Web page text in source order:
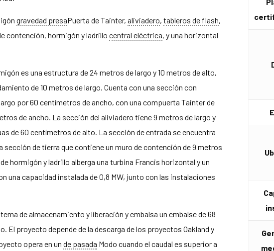
gravedad presaPuerta de Tainter, aliviadero, tableros de flash,
contención, hormigón y ladrillo central eléctrica, y una horizontal
es una estructura de 24 metros de largo y 10 metros de alto,
de 10 metros de largo. Cuenta con una sección con
por 60 centímetros de ancho, con una compuerta Tainter de
de ancho. La sección del aliviadero tiene 9 metros de largo y
de 60 centímetros de alto. La sección de entrada se encuentra
sección de tierra que contiene un muro de contención de 9 metros
hormigón y ladrillo alberga una turbina Francis horizontal y un
una capacidad instalada de 0,8 MW, junto con las instalaciones
de almacenamiento y liberación y embalsa un embalse de 68
El proyecto depende de la descarga de los proyectos Oakland y
opera en un de pasada Modo cuando el caudal es superior a